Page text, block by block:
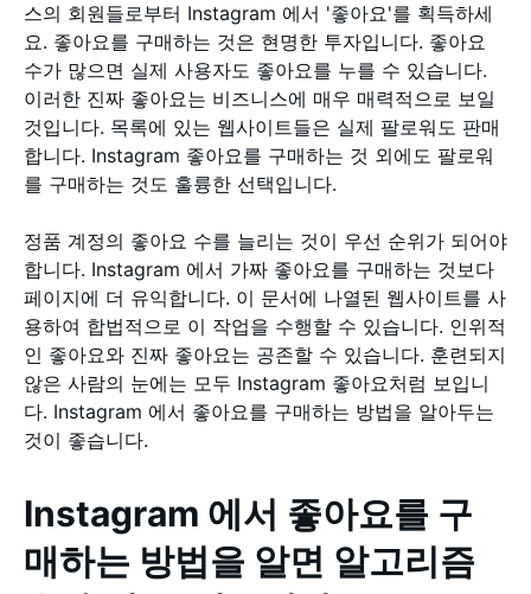
스의 회원들로부터 Instagram 에서 '좋아요'를 획득하세
요. 좋아요를 구매하는 것은 현명한 투자입니다. 좋아요
수가 많으면 실제 사용자도 좋아요를 누를 수 있습니다.
이러한 진짜 좋아요는 비즈니스에 매우 매력적으로 보일
것입니다. 목록에 있는 웹사이트들은 실제 팔로워도 판매
합니다. Instagram 좋아요를 구매하는 것 외에도 팔로워
를 구매하는 것도 훌륭한 선택입니다.
정품 계정의 좋아요 수를 늘리는 것이 우선 순위가 되어야
합니다. Instagram 에서 가짜 좋아요를 구매하는 것보다
페이지에 더 유익합니다. 이 문서에 나열된 웹사이트를 사
용하여 합법적으로 이 작업을 수행할 수 있습니다. 인위적
인 좋아요와 진짜 좋아요는 공존할 수 있습니다. 훈련되지
않은 사람의 눈에는 모두 Instagram 좋아요처럼 보입니
다. Instagram 에서 좋아요를 구매하는 방법을 알아두는
것이 좋습니다.
Instagram 에서 좋아요를 구
매하는 방법을 알면 알고리즘